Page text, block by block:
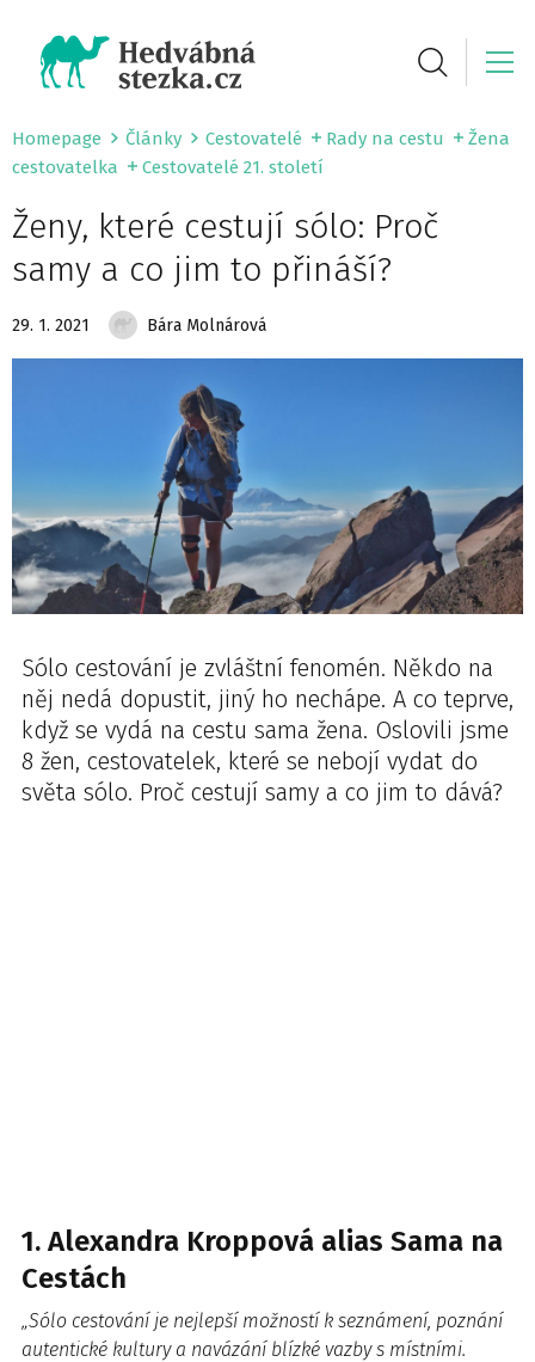
Homepage Články Cestovatelé Rady na cestu
Žena
cestovatelka
Cestovatelé 21. století
Ženy, které cestují sólo: Proč
samy a co jim to přináší?
29. 1. 2021 Bára Molnárová
Sólo cestování je zvláštní fenomén. Někdo na
něj nedá dopustit, jiný ho nechápe. A co teprve,
když se vydá na cestu sama žena. Oslovili jsme
8 žen, cestovatelek, které se nebojí vydat do
světa sólo. Proč cestují samy a co jim to dává?
1. Alexandra Kroppová alias Sama na
Cestách
„Sólo cestování je nejlepší možností k seznámení, poznání
autentické kultury a navázání blízké vazby s místními.